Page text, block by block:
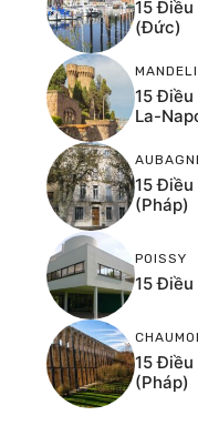
15 Điều
(Đức)
15 Điều
La-
15 Điều
(Pháp)
POISSY
15 Điều
15 Điều
(Pháp)